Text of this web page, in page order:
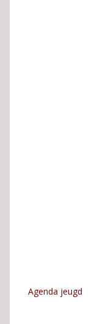
Agenda jeugd